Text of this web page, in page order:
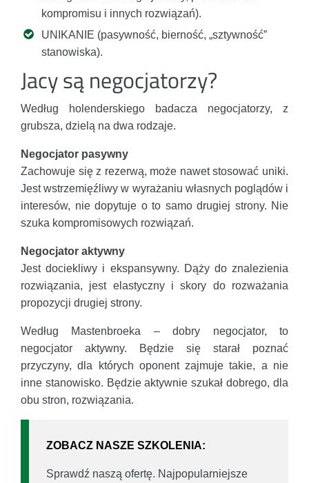
kompromisu i innych rozwiązań).
UNIKANIE (pasywność, bierność, „sztywność”
stanowiska).
Jacy są negocjatorzy?
Według holenderskiego badacza negocjatorzy, z
grubsza, dzielą na dwa rodzaje.
Negocjator pasywny
Zachowuje się z rezerwą, może nawet stosować uniki.
Jest wstrzemięźliwy w wyrażaniu własnych poglądów i
interesów, nie dopytuje o to samo drugiej strony. Nie
szuka kompromisowych rozwiązań.
Negocjator aktywny
Jest dociekliwy i ekspansywny. Dąży do znalezienia
rozwiązania, jest elastyczny i skory do rozważania
propozycji drugiej strony.
Według Mastenbroeka – dobry negocjator, to
negocjator aktywny. Będzie się starał poznać
przyczyny, dla których oponent zajmuje takie, a nie
inne stanowisko. Będzie aktywnie szukał dobrego, dla
obu stron, rozwiązania.
ZOBACZ NASZE SZKOLENIA:
Sprawdź naszą ofertę. Najpopularniejsze